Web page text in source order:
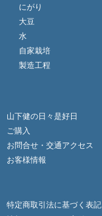
にがり
大豆
水
自家栽培
製造工程
山下健の日々是好日
ご購入
お問合せ・交通アクセス
お客様情報
特定商取引法に基づく表記